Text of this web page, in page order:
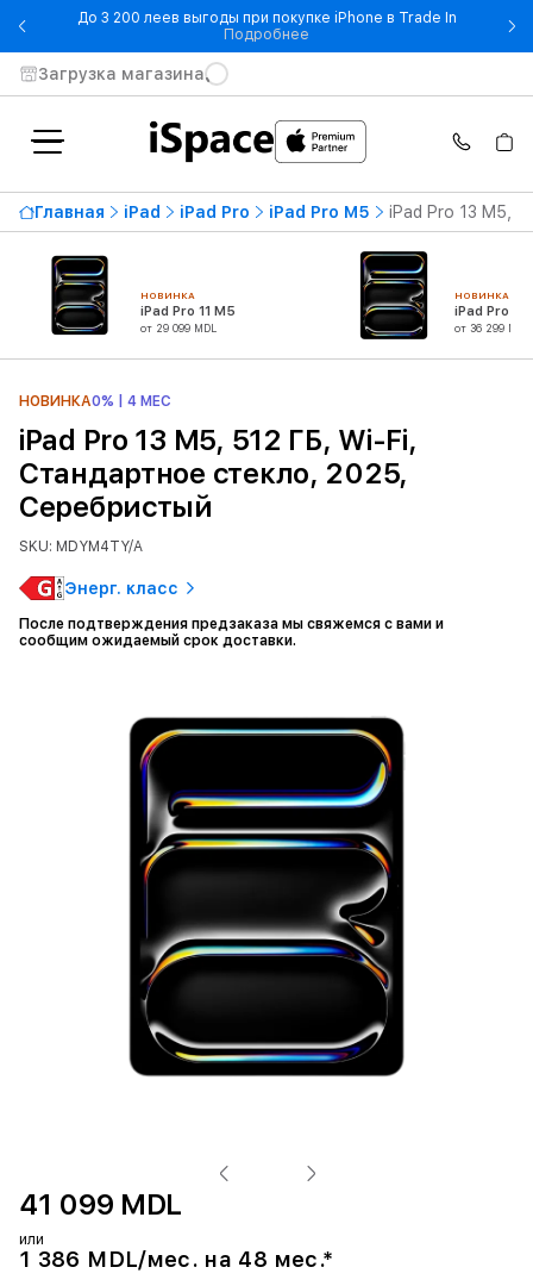
До 3 200 леев выгоды при покупке iPhone в Trade In
Подробнее - До 3 200 леев выгоды при
Загрузка магазина
Главная iPad iPad Pro iPad Pro M5 iPad Pro 13 M5,
НОВИНКА
iPad Pro 11 M5
от 29 099 MDL
НОВИНКА
iPad Pro 13
от 36 299 MDL
НОВИНКА0% | 4 МЕС
iPad Pro 13 M5, 512 ГБ, Wi-Fi,
Стандартное стекло, 2025,
Серебристый
SKU: MDYM4TY/A
Энерг. класс
После подтверждения предзаказа мы свяжемся с вами и
сообщим ожидаемый срок доставки.
41 099 MDL
или
1 386 MDL/мес. на 48 мес.*